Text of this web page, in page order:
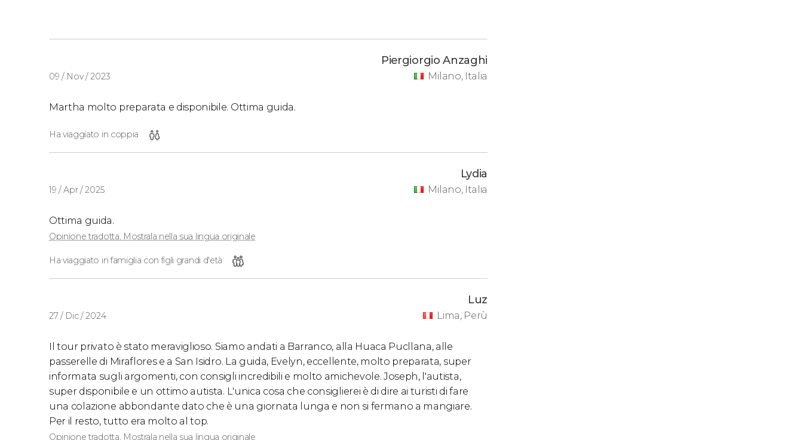
09 / Nov / 2023
Piergiorgio Anzaghi
Milano, Italia
Martha molto preparata e disponibile. Ottima guida.
Ha viaggiato in coppia
19 / Apr / 2025
Lydia
Milano, Italia
Ottima guida.
Opinione tradotta. Mostrala nella sua lingua originale
Ha viaggiato in famiglia con figli grandi d'età
27 / Dic / 2024
Luz
Lima, Perù
Il tour privato è stato meraviglioso. Siamo andati a Barranco, alla Huaca Pucllana, alle
passerelle di Miraflores e a San Isidro. La guida, Evelyn, eccellente, molto preparata, super
informata sugli argomenti, con consigli incredibili e molto amichevole. Joseph, l'autista,
super disponibile e un ottimo autista. L'unica cosa che consiglierei è di dire ai turisti di fare
una colazione abbondante dato che è una giornata lunga e non si fermano a mangiare.
Per il resto, tutto era molto al top.
Opinione tradotta. Mostrala nella sua lingua originale